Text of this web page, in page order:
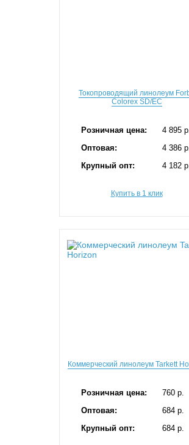
Токопроводящий линолеум
Colorex SD/EC
Розничная цена:
4 895
Оптовая:
4 386
Крупный опт:
4 182
Купить в 1 клик
Коммерческий линолеум Tarkett
Розничная цена:
760 p.
Оптовая:
684 p.
Крупный опт:
684 p.